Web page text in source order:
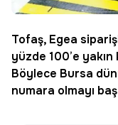
Tofaş, Egea
yüzde 100’e yakın
Böylece Bursa
numara olmayı